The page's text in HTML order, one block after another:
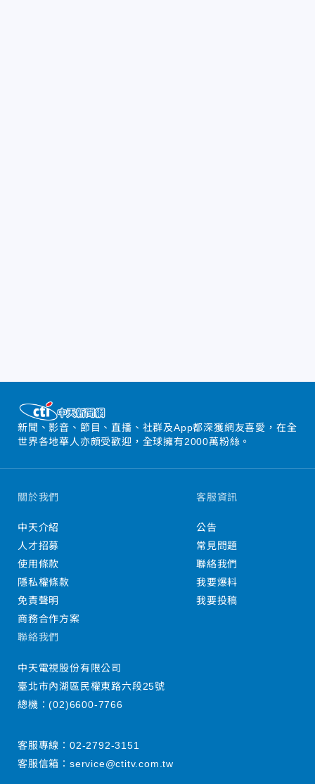
新聞、影音、節目、直播、社群及App都深獲網友喜愛，在全
世界各地華人亦頗受歡迎，全球擁有2000萬粉絲。
關於我們
中天介紹
人才招募
使用條款
隱私權條款
免責聲明
商務合作方案
客服資訊
公告
常見問題
聯絡我們
我要爆料
我要投稿
聯絡我們
中天電視股份有限公司
臺北市內湖區民權東路六段25號
總機：(02)6600-7766
客服專線： 02-2792-3151
客服信箱： service@ctitv.com.tw